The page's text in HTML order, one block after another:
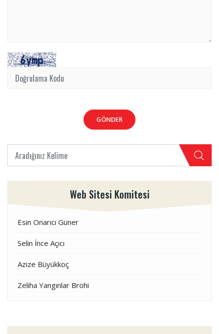
GÖNDER
Web Sitesi Komitesi
Esin Onarıcı Güner
Selin İnce Açıcı
Azize Büyükkoç
Zeliha Yangınlar Brohi